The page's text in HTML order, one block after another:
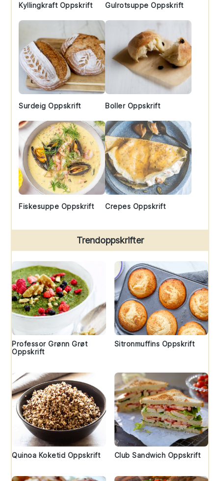
Kyllingkraft Oppskrift Gulrotsuppe Oppskrift
Surdeig Oppskrift Boller Oppskrift
Fiskesuppe Oppskrift Crepes Oppskrift
Trendoppskrifter
Professor Grønn Grøt
Oppskrift
Sitronmuffins Oppskrift
Quinoa Koketid Oppskrift Club Sandwich Oppskrift